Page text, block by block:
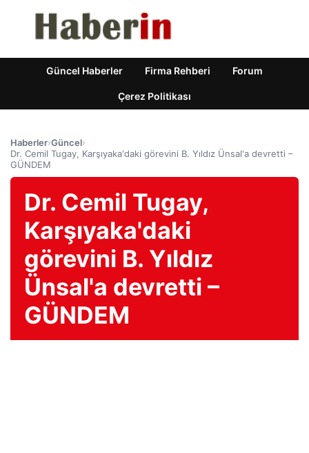
Güncel Haberler Firma Rehberi Forum
Çerez Politikası
Haberler›Güncel›
Dr. Cemil Tugay, Karşıyaka'daki görevini B. Yıldız Ünsal'a devretti –
GÜNDEM
Dr. Cemil Tugay,
Karşıyaka'daki
görevini B. Yıldız
Ünsal'a devretti –
GÜNDEM